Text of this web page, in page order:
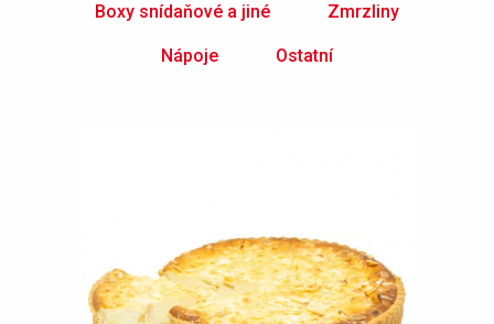
Boxy snídaňové a jiné Zmrzliny
Nápoje Ostatní